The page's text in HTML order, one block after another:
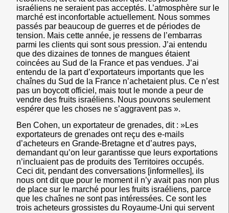
israéliens ne seraient pas acceptés. L’atmosphère sur le
marché est inconfortable actuellement. Nous sommes
passés par beaucoup de guerres et de périodes de
tension. Mais cette année, je ressens de l’embarras
parmi les clients qui sont sous pression. J’ai entendu
que des dizaines de tonnes de mangues étaient
coincées au Sud de la France et pas vendues. J’ai
entendu de la part d’exportateurs importants que les
chaînes du Sud de la France n’achetaient plus. Ce n’est
pas un boycott officiel, mais tout le monde a peur de
vendre des fruits israéliens. Nous pouvons seulement
espérer que les choses ne s’aggravent pas ».
Ben Cohen, un exportateur de grenades, dit : »Les
exportateurs de grenades ont reçu des e-mails
d’acheteurs en Grande-Bretagne et d’autres pays,
demandant qu’on leur garantisse que leurs exportations
n’incluaient pas de produits des Territoires occupés.
Ceci dit, pendant des conversations [informelles], ils
nous ont dit que pour le momentil n’y avait pas non plus
de place sur le marché pour les fruits israéliens, parce
que les chaînes ne sont pas intéressées. Ce sont les
trois acheteurs grossistes du Royaume-Uni qui servent